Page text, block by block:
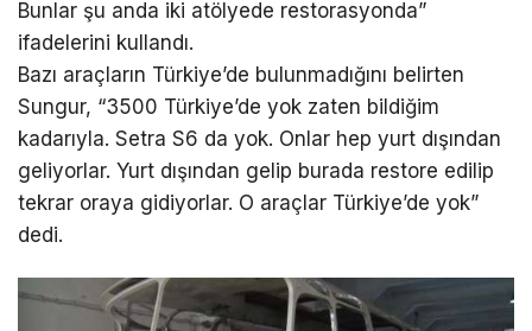
Bunlar şu anda iki atölyede restorasyonda”
ifadelerini kullandı.
Bazı araçların Türkiye’de bulunmadığını belirten
Sungur, “3500 Türkiye’de yok zaten bildiğim
kadarıyla. Setra S6 da yok. Onlar hep yurt dışından
geliyorlar. Yurt dışından gelip burada restore edilip
tekrar oraya gidiyorlar. O araçlar Türkiye’de yok”
dedi.